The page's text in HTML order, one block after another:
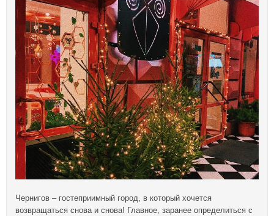
Чернигов – гостеприимный город, в который хочется
возвращаться снова и снова! Главное, заранее определиться с